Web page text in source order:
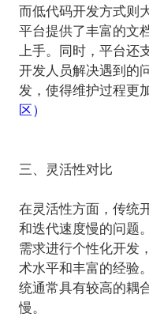
而低代码开发方式则
平台提供了丰富的文
上手。同时，平台还
开发人员解决遇到的
发，使得维护过程更
区）
三、灵活性对比
在灵活性方面，传统
和迭代速度慢的问题
需求进行个性化开发
术水平和丰富的经验
统通常具有较高的耦
慢。